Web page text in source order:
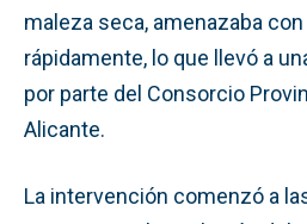
maleza seca, amenazaba
rápidamente, lo que llevó a
por parte del Consorcio
Alicante.
La intervención comenzó a